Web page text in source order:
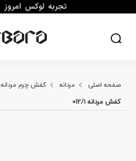
صفحه اصلی مردانه کفش چرم مردانه
کفش مردانه 012/1